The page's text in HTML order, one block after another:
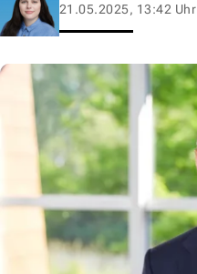
21.05.2025, 13:42 Uhr